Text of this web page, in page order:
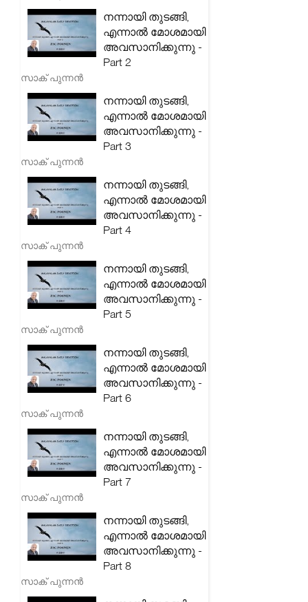
നന്നായി തുടങ്ങി,
എന്നാൽ മോശമായി
അവസാനിക്കുന്നു -
Part 2
സാക് പുന്നൻ
നന്നായി തുടങ്ങി,
എന്നാൽ മോശമായി
അവസാനിക്കുന്നു -
Part 3
സാക് പുന്നൻ
നന്നായി തുടങ്ങി,
എന്നാൽ മോശമായി
അവസാനിക്കുന്നു -
Part 4
സാക് പുന്നൻ
നന്നായി തുടങ്ങി,
എന്നാൽ മോശമായി
അവസാനിക്കുന്നു -
Part 5
സാക് പുന്നൻ
നന്നായി തുടങ്ങി,
എന്നാൽ മോശമായി
അവസാനിക്കുന്നു -
Part 6
സാക് പുന്നൻ
നന്നായി തുടങ്ങി,
എന്നാൽ മോശമായി
അവസാനിക്കുന്നു -
Part 7
സാക് പുന്നൻ
നന്നായി തുടങ്ങി,
എന്നാൽ മോശമായി
അവസാനിക്കുന്നു -
Part 8
സാക് പുന്നൻ